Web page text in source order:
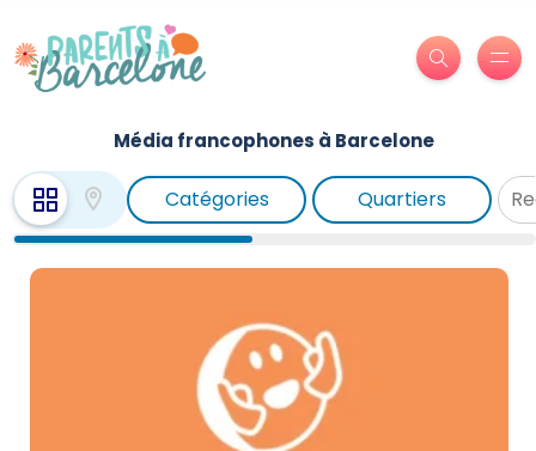
Média francophones à Barcelone
Catégories Quartiers